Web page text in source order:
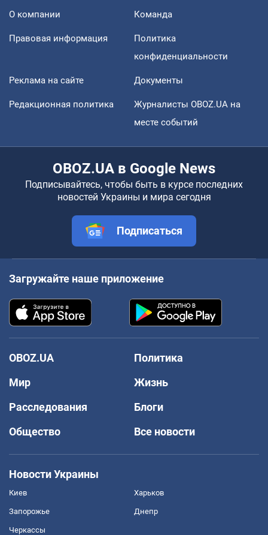
О компании Команда
Правовая информация
Политика
конфиденциальности
Реклама на сайте Документы
Редакционная политика
Журналисты OBOZ.UA на
месте событий
OBOZ.UA в Google News
Подписывайтесь, чтобы быть в курсе последних
новостей Украины и мира сегодня
Подписаться
Загружайте наше приложение
OBOZ.UA
Политика
Мир
Жизнь
Расследования
Блоги
Общество
Все новости
Новости Украины
Киев Харьков
Запорожье Днепр
Черкассы